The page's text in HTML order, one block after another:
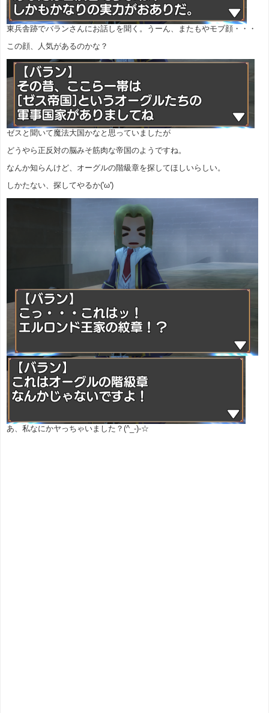
東兵舎跡でバランさんにお話しを聞く。うーん、またもやモブ顔・・・
この顔、人気があるのかな？
ゼスと聞いて魔法大国かなと思っていましたが
どうやら正反対の脳みそ筋肉な帝国のようですね。
なんか知らんけど、オーグルの階級章を探してほしいらしい。
しかたない、探してやるか('ω')
あ、私なにかヤっちゃいました？(^_-)-☆